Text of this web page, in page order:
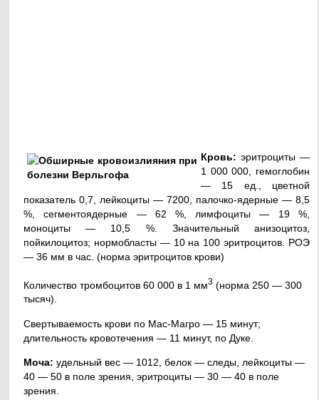
Кровь: эритроциты —
1 000 000, гемоглобин
— 15 ед., цветной
показатель 0,7, лейкоциты — 7200, палочко-ядерные — 8,5
%, сегментоядерные — 62 %, лимфоциты — 19 %,
моноциты — 10,5 %. Значительный анизоцитоз,
пойкилоцитоз; нормобласты — 10 на 100 эритроцитов. РОЭ
— 36 мм в час. (норма эритроцитов крови)
Количество тромбоцитов 60 000 в 1 мм3 (норма 250 — 300
тысяч).
Свертываемость крови по Мас-Магро — 15 минут;
длительность кровотечения — 11 минут, по Дуке.
Моча: удельный вес — 1012, белок — следы, лейкоциты —
40 — 50 в поле зрения, эритроциты — 30 — 40 в поле
зрения.